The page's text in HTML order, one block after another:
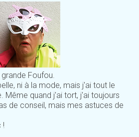
Foufou.
ni à la mode, mais j'ai tout le
Même quand j'ai tort, j'ai toujours
de conseil, mais mes astuces de
!